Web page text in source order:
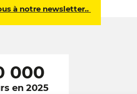
à notre newsletter..
000
en 2025